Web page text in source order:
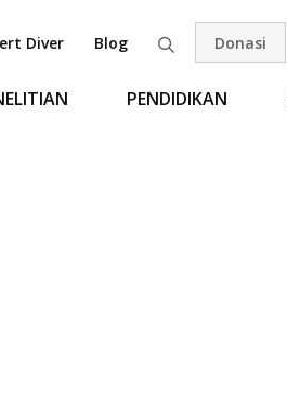
Diver Blog Pencarian
Donasi
PENDIDIKAN